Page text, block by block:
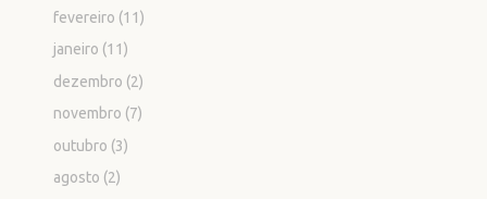
fevereiro (11)
janeiro (11)
dezembro (2)
novembro (7)
outubro (3)
agosto (2)